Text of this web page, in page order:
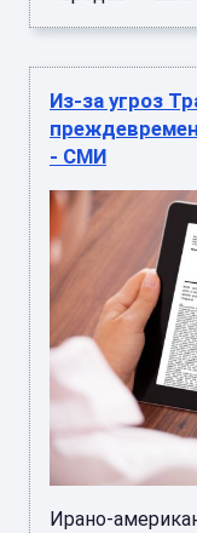
Из-за угроз
- СМИ
Ирано-